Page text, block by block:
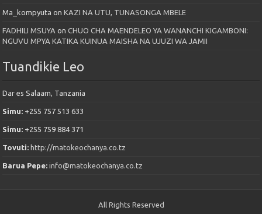
Ma_kompyuta onKAZI NA UTU, TUNASONGA MBELE
FADHILI MSUYA onCHUO CHA MAENDELEO YA WANANCHI KIGAMBONI:
NGUVU MPYA KATIKA KUINUA MAISHA NA UJUZI WA JAMII
Tuandikie Leo
Dar es Salaam, Tanzania
Simu: +255 757 513 633
Simu: +255 759 884 371
Tovuti: http://matokeochanya.co.tz
Barua Pepe:info@matokeochanya.co.tz
All Rights Reserved